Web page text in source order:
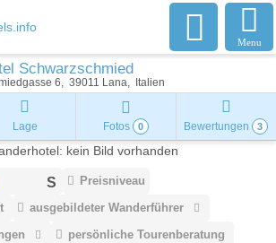
Menu
Schwarzschmied
6 39011 Lana Italien
Lage Fotos 0 Bewertungen 3
Preisniveau
ausgebildeter Wanderführer
persönliche Tourenberatung